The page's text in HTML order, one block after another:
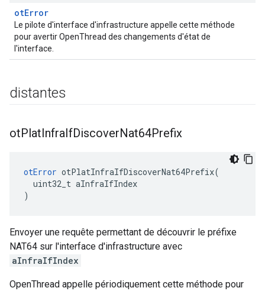
otError
Le pilote d'interface d'infrastructure appelle cette méthode
pour avertir OpenThread des changements d'état de
l'interface.
distantes
otPlatInfraIfDiscoverNat64Prefix
otError otPlatInfraIfDiscoverNat64Prefix(
uint32_t aInfraIfIndex
)
Envoyer une requête permettant de découvrir le préfixe
NAT64 sur l'interface d'infrastructure avec
aInfraIfIndex
OpenThread appelle périodiquement cette méthode pour